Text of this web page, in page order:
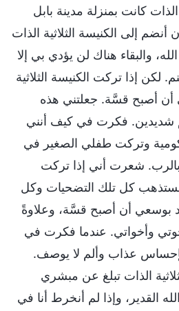
كانت بمنزلة مدينة بابل
إلى الكنيسة الثلاثية الذات
والبقاء هناك لن يؤدي بي إلا
لكن إذا تركت الكنيسة الثلاثية
أن أصبح قسَّة. جعلتني هذه
شديدين. فكرت في كيف أنني
وتركت طفلي الصغير في
بالرب. شعرت أني إذا تركت
فستذهب كل تلك التضحيات وكل
بوسعي أن أصبح قسَّة، وعلاوةً
وأخواتي. عندما فكرت في
عذاب وألم لا يوصف.
الذات تبلغ عن مبشري
القدير، وإذا لم أنخرط أنا في